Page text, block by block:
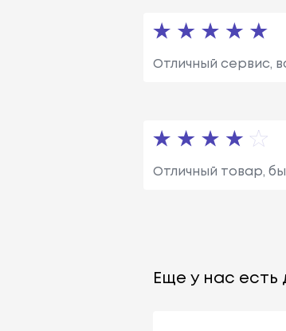
Отличный сервис,
Отличный товар,
Еще у нас есть